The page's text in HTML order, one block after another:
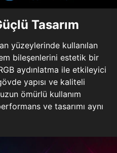
Tasarım
yüzeylerinde kullanılan
bileşenlerini estetik bir
aydınlatma ile etkileyici
yapısı ve kaliteli
ömürlü kullanım
ve tasarımı aynı